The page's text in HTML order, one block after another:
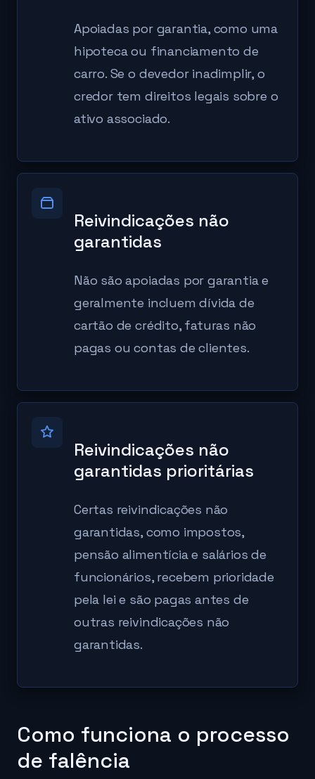
Apoiadas por garantia, como uma
hipoteca ou financiamento de
carro. Se o devedor inadimplir, o
credor tem direitos legais sobre o
ativo associado.
Reivindicações não
garantidas
Não são apoiadas por garantia e
geralmente incluem dívida de
cartão de crédito, faturas não
pagas ou contas de clientes.
Reivindicações não
garantidas prioritárias
Certas reivindicações não
garantidas, como impostos,
pensão alimentícia e salários de
funcionários, recebem prioridade
pela lei e são pagas antes de
outras reivindicações não
garantidas.
Como funciona o processo
de falência